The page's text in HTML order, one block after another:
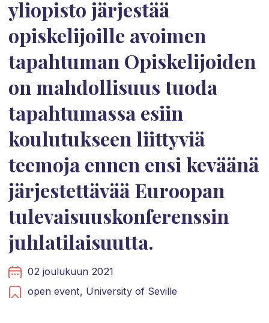
yliopisto järjestää
opiskelijoille avoimen
tapahtuman Opiskelijoiden
on mahdollisuus tuoda
tapahtumassa esiin
koulutukseen liittyviä
teemoja ennen ensi keväänä
järjestettävää Euroopan
tulevaisuuskonferenssin
juhlatilaisuutta.
02 joulukuun 2021
open event, University of Seville